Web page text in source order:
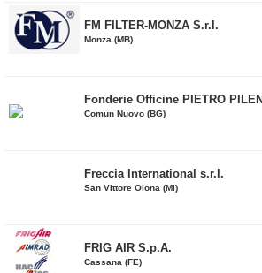
FM FILTER-MONZA S.r.l.
Monza (MB)
Fonderie Officine PIETRO
Comun Nuovo (BG)
Freccia International s.r.l.
San Vittore Olona (Mi)
FRIG AIR S.p.A.
Cassana (FE)